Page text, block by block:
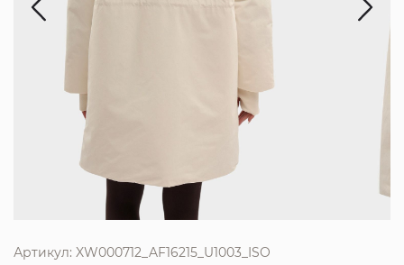
Артикул: XW000712_AF16215_U1003_ISO